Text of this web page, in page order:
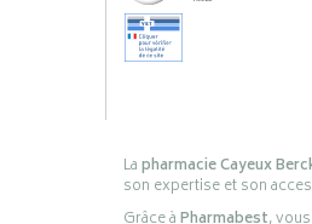
Lapharmacie Cayeux
son expertise et son